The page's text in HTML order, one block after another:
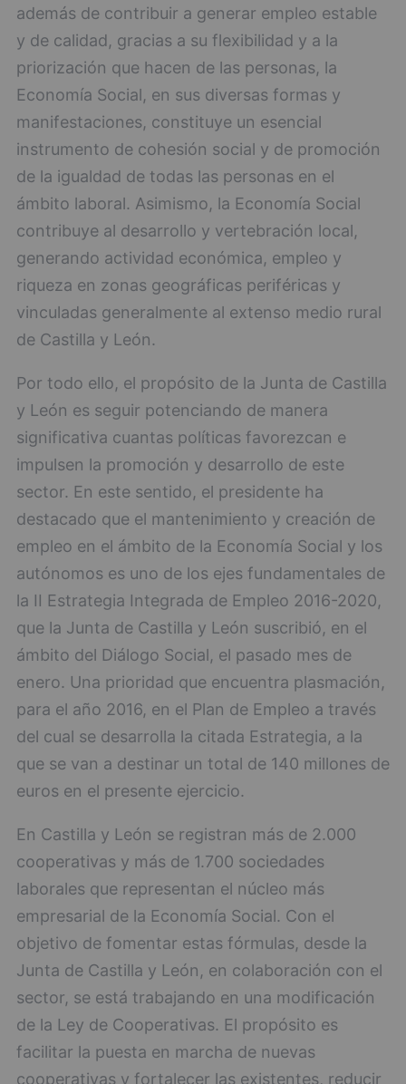
además de contribuir a generar empleo estable
y de calidad, gracias a su flexibilidad y a la
priorización que hacen de las personas, la
Economía Social, en sus diversas formas y
manifestaciones, constituye un esencial
instrumento de cohesión social y de promoción
de la igualdad de todas las personas en el
ámbito laboral. Asimismo, la Economía Social
contribuye al desarrollo y vertebración local,
generando actividad económica, empleo y
riqueza en zonas geográficas periféricas y
vinculadas generalmente al extenso medio rural
de Castilla y León.
Por todo ello, el propósito de la Junta de Castilla
y León es seguir potenciando de manera
significativa cuantas políticas favorezcan e
impulsen la promoción y desarrollo de este
sector. En este sentido, el presidente ha
destacado que el mantenimiento y creación de
empleo en el ámbito de la Economía Social y los
autónomos es uno de los ejes fundamentales de
la II Estrategia Integrada de Empleo 2016-2020,
que la Junta de Castilla y León suscribió, en el
ámbito del Diálogo Social, el pasado mes de
enero. Una prioridad que encuentra plasmación,
para el año 2016, en el Plan de Empleo a través
del cual se desarrolla la citada Estrategia, a la
que se van a destinar un total de 140 millones de
euros en el presente ejercicio.
En Castilla y León se registran más de 2.000
cooperativas y más de 1.700 sociedades
laborales que representan el núcleo más
empresarial de la Economía Social. Con el
objetivo de fomentar estas fórmulas, desde la
Junta de Castilla y León, en colaboración con el
sector, se está trabajando en una modificación
de la Ley de Cooperativas. El propósito es
facilitar la puesta en marcha de nuevas
cooperativas y fortalecer las existentes, reducir